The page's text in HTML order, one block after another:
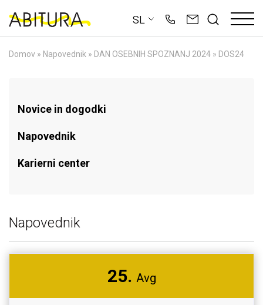
content
SL
Domov » Napovednik » DAN OSEBNIH SPOZNANJ 2024 » DOS24
Novice in dogodki
Napovednik
Karierni center
Napovednik
25. Avg